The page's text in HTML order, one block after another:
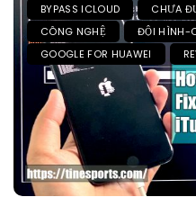
BYPASS ICLOUD CHƯA
CÔNG NGHỆ
ĐỘI HÌNH-
GOOGLE FOR HUAWEI